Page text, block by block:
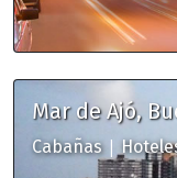
Mar de Ajó,
Cabañas|